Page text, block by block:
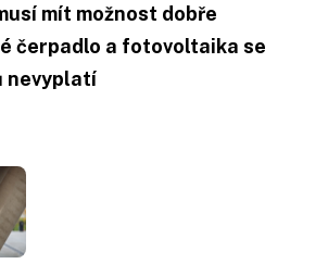
mít možnost dobře
čerpadlo a fotovoltaika se
nevyplatí